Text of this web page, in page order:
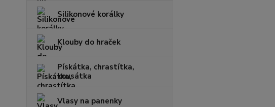
Silikonové korálky
Klouby do hraček
Pískátka, chrastítka,
kousátka
Vlasy na panenky